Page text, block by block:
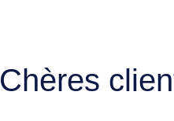
Chères